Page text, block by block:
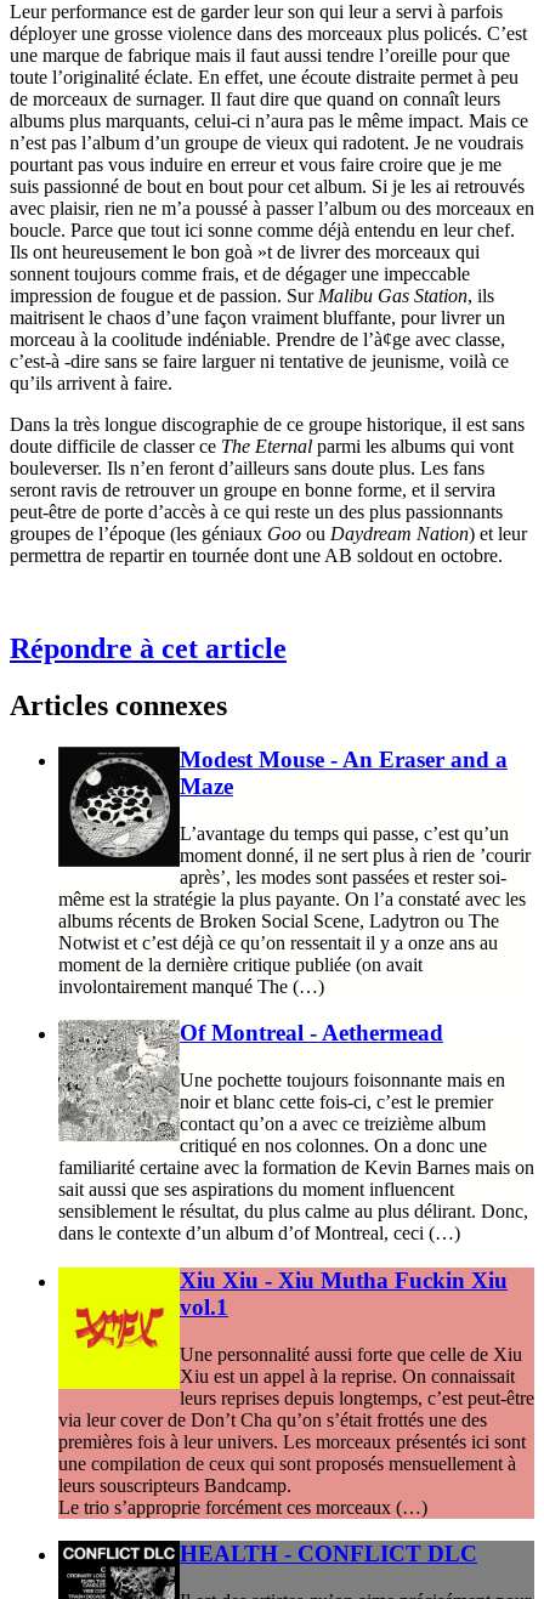
Leur performance est de garder leur son qui leur a servi à parfois
déployer une grosse violence dans des morceaux plus policés. C’est
une marque de fabrique mais il faut aussi tendre l’oreille pour que
toute l’originalité éclate. En effet, une écoute distraite permet à peu
de morceaux de surnager. Il faut dire que quand on connaît leurs
albums plus marquants, celui-ci n’aura pas le même impact. Mais ce
n’est pas l’album d’un groupe de vieux qui radotent. Je ne voudrais
pourtant pas vous induire en erreur et vous faire croire que je me
suis passionné de bout en bout pour cet album. Si je les ai retrouvés
avec plaisir, rien ne m’a poussé à passer l’album ou des morceaux en
boucle. Parce que tout ici sonne comme déjà entendu en leur chef.
Ils ont heureusement le bon goà »t de livrer des morceaux qui
sonnent toujours comme frais, et de dégager une impeccable
impression de fougue et de passion. Sur Malibu Gas Station, ils
maitrisent le chaos d’une façon vraiment bluffante, pour livrer un
morceau à la coolitude indéniable. Prendre de l’à¢ge avec classe,
c’est-à -dire sans se faire larguer ni tentative de jeunisme, voilà ce
qu’ils arrivent à faire.
Dans la très longue discographie de ce groupe historique, il est sans
doute difficile de classer ce The Eternal parmi les albums qui vont
bouleverser. Ils n’en feront d’ailleurs sans doute plus. Les fans
seront ravis de retrouver un groupe en bonne forme, et il servira
peut-être de porte d’accès à ce qui reste un des plus passionnants
groupes de l’époque (les géniaux Goo ou Daydream Nation) et leur
permettra de repartir en tournée dont une AB soldout en octobre.
Répondre à cet article
Articles connexes
Modest Mouse - An Eraser and a
Maze
L’avantage du temps qui passe, c’est qu’un
moment donné, il ne sert plus à rien de ’courir
après’, les modes sont passées et rester soi-
même est la stratégie la plus payante. On l’a constaté avec les
albums récents de Broken Social Scene, Ladytron ou The
Notwist et c’est déjà ce qu’on ressentait il y a onze ans au
moment de la dernière critique publiée (on avait
involontairement manqué The (…)
Of Montreal - Aethermead
Une pochette toujours foisonnante mais en
noir et blanc cette fois-ci, c’est le premier
contact qu’on a avec ce treizième album
critiqué en nos colonnes. On a donc une
familiarité certaine avec la formation de Kevin Barnes mais on
sait aussi que ses aspirations du moment influencent
sensiblement le résultat, du plus calme au plus délirant. Donc,
dans le contexte d’un album d’of Montreal, ceci (…)
Xiu Xiu - Xiu Mutha Fuckin Xiu
vol.1
Une personnalité aussi forte que celle de Xiu
Xiu est un appel à la reprise. On connaissait
leurs reprises depuis longtemps, c’est peut-être
via leur cover de Don’t Cha qu’on s’était frottés une des
premières fois à leur univers. Les morceaux présentés ici sont
une compilation de ceux qui sont proposés mensuellement à
leurs souscripteurs Bandcamp.
Le trio s’approprie forcément ces morceaux (…)
HEALTH - CONFLICT DLC